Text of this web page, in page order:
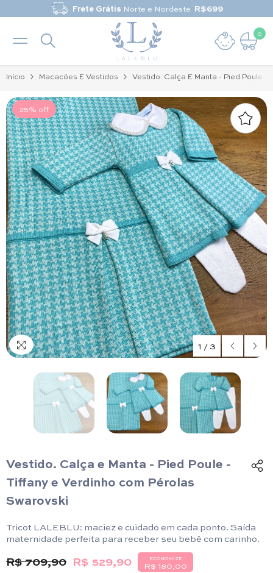
Pular para o conteúdo
Frete Grátis Norte e Nordeste R$699
0
0
Início Macacões E Vestidos Vestido. Calça E Manta - Pied Poule
25% off
1 /3
Vestido. Calça e Manta - Pied Poule -
Tiffany e Verdinho com Pérolas
Swarovski
Tricot LALEBLU: maciez e cuidado em cada ponto. Saída
maternidade perfeita para receber seu bebê com carinho.
R$ 709,90 R$ 529,90 ECONOMIZE
R$ 180,00